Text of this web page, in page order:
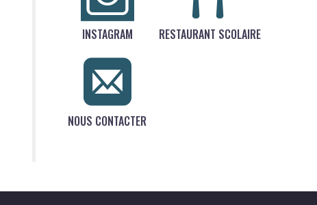
INSTAGRAM RESTAURANT SCOLAIRE
NOUS CONTACTER